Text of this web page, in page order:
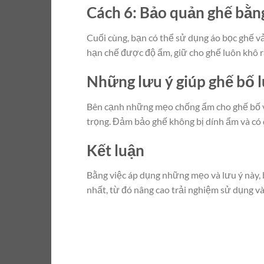
Cách 6: Bảo quản ghế
Cuối cùng, bạn có thể sử dụng áo bọc ghế
hạn chế được độ ẩm, giữ cho ghế luôn khô
Những lưu ý giúp ghế bố
Bên cạnh những mẹo chống ẩm cho ghế
trọng. Đảm bảo ghế không bị dính ẩm và có
Kết luận
Bằng việc áp dụng những mẹo và lưu ý
nhất, từ đó nâng cao trải nghiệm sử dụng